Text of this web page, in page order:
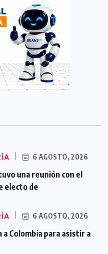
6 AGOSTO, 2026
una reunión con el
electo de
6 AGOSTO, 2026
a Colombia para asistir a